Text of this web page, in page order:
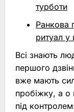
турботи
Ранкова
ритуал у
Всі знають
першого
вже мають
пробіжку, а о
під